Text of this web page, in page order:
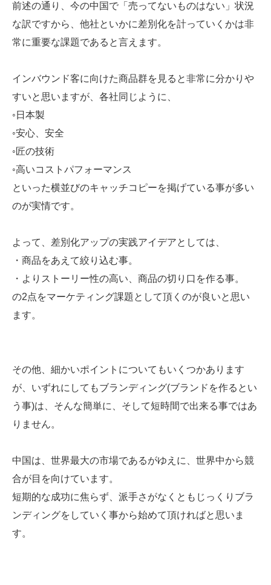
前述の通り、今の中国で「売ってないものはない」状況
な訳ですから、他社といかに差別化を計っていくかは非
常に重要な課題であると言えます。
インバウンド客に向けた商品群を見ると非常に分かりや
すいと思いますが、各社同じように、
◦日本製
◦安心、安全
◦匠の技術
◦高いコストパフォーマンス
といった横並びのキャッチコピーを掲げている事が多い
のが実情です。
よって、差別化アップの実践アイデアとしては、
・商品をあえて絞り込む事。
・よりストーリー性の高い、商品の切り口を作る事。
の2点をマーケティング課題として頂くのが良いと思い
ます。
その他、細かいポイントについてもいくつかあります
が、いずれにしてもブランディング(ブランドを作るとい
う事)は、そんな簡単に、そして短時間で出来る事ではあ
りません。
中国は、世界最大の市場であるがゆえに、世界中から競
合が目を向けています。
短期的な成功に焦らず、派手さがなくともじっくりブラ
ンディングをしていく事から始めて頂ければと思いま
す。